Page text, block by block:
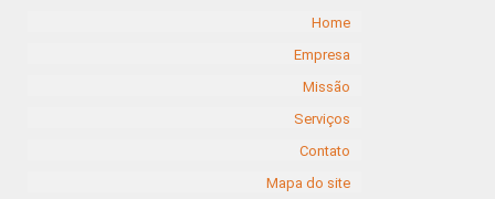
Home
Empresa
Missão
Serviços
Contato
Mapa do site